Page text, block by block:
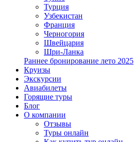
Турция
Узбекистан
Франция
Черногория
Швейцария
Шри-Ланка
Раннее бронирование лето 2025
Круизы
Экскурсии
Авиабилеты
Горящие туры
Блог
О компании
Отзывы
Туры онлайн